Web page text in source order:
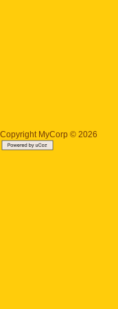
Copyright MyCorp © 2026